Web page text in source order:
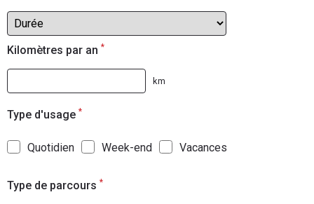
Kilomètres par an *
km
Type d'usage *
Quotidien Week-end Vacances
Type de parcours *